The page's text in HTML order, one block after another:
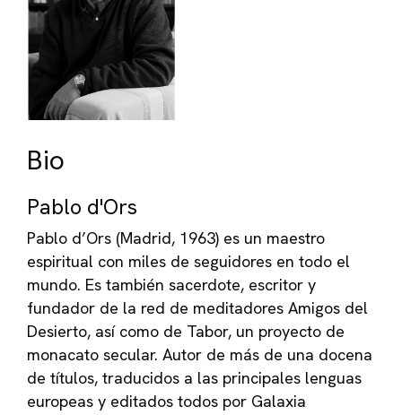
Bio
Pablo d'Ors
Pablo d’Ors (Madrid, 1963) es un maestro
espiritual con miles de seguidores en todo el
mundo. Es también sacerdote, escritor y
fundador de la red de meditadores Amigos del
Desierto, así como de Tabor, un proyecto de
monacato secular. Autor de más de una docena
de títulos, traducidos a las principales lenguas
europeas y editados todos por Galaxia